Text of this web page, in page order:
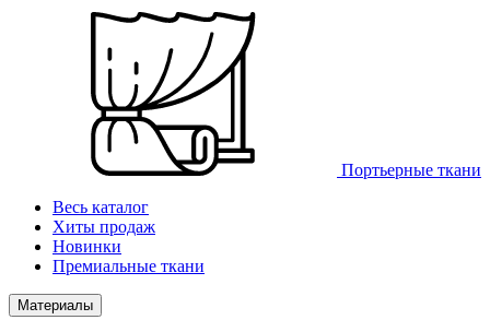
Портьерные ткани
Весь каталог
Хиты продаж
Новинки
Премиальные ткани
Материалы